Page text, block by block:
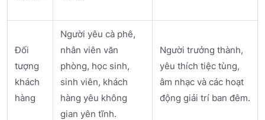
Đối
tượng
khách
hàng
Người yêu cà phê,
nhân viên văn
phòng, học sinh,
sinh viên, khách
hàng yêu không
gian yên tĩnh.
Người trưởng thành,
yêu thích tiệc tùng,
âm nhạc và các hoạt
động giải trí ban đêm.